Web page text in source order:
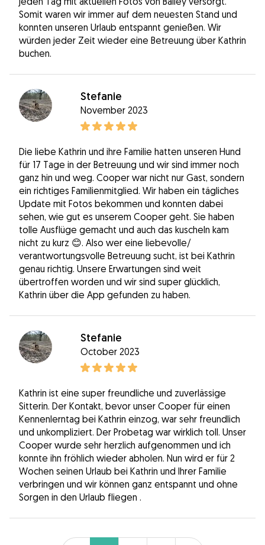
Somit waren wir immer auf dem neuesten Stand und
konnten unseren Urlaub entspannt genießen. Wir
würden jeder Zeit wieder eine Betreuung über Kathrin
buchen.
Stefanie
November 2023
Die liebe Kathrin und ihre Familie hatten unseren Hund
für 17 Tage in der Betreuung und wir sind immer noch
ganz hin und weg. Cooper war nicht nur Gast, sondern
ein richtiges Familienmitglied. Wir haben ein tägliches
Update mit Fotos bekommen und konnten dabei
sehen, wie gut es unserem Cooper geht. Sie haben
tolle Ausflüge gemacht und auch das kuscheln kam
nicht zu kurz 😊. Also wer eine liebevolle/
verantwortungsvolle Betreuung sucht, ist bei Kathrin
genau richtig. Unsere Erwartungen sind weit
übertroffen worden und wir sind super glücklich,
Kathrin über die App gefunden zu haben.
Stefanie
October 2023
Kathrin ist eine super freundliche und zuverlässige
Sitterin. Der Kontakt, bevor unser Cooper für einen
Kennenlerntag bei Kathrin einzog, war sehr freundlich
und unkompliziert. Der Probetag war wirklich toll. Unser
Cooper wurde sehr herzlich aufgenommen und ich
konnte ihn fröhlich wieder abholen. Nun wird er für 2
Wochen seinen Urlaub bei Kathrin und Ihrer Familie
verbringen und wir können ganz entspannt und ohne
Sorgen in den Urlaub fliegen .